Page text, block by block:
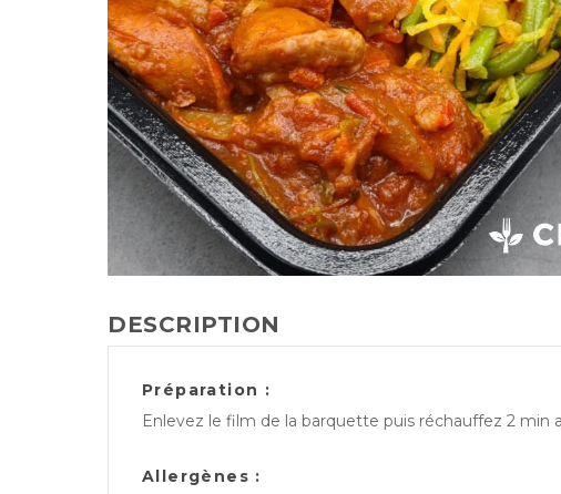
DESCRIPTION
Préparation :
Enlevez le film de la barquette puis réchauffez 2 min
Allergènes :